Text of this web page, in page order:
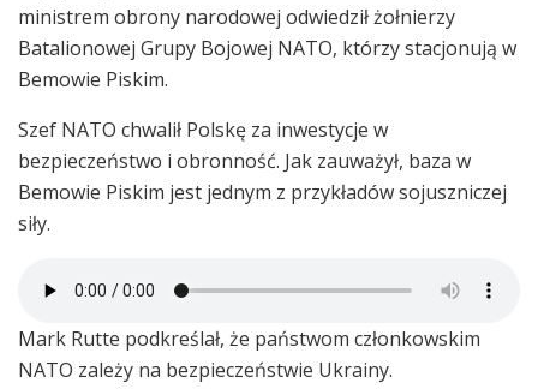
ministrem obrony narodowej odwiedził żołnierzy
Batalionowej Grupy Bojowej NATO, którzy stacjonują w
Bemowie Piskim.
Szef NATO chwalił Polskę za inwestycje w
bezpieczeństwo i obronność. Jak zauważył, baza w
Bemowie Piskim jest jednym z przykładów sojuszniczej
siły.
Mark Rutte podkreślał, że państwom członkowskim
NATO zależy na bezpieczeństwie Ukrainy.